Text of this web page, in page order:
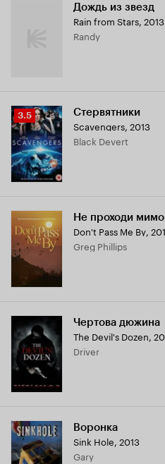
Дождь из звезд
Rain from Stars, 2013
Randy
Рейтинг
Кинопоиска
3.5
3.5 Стервятники
Scavengers, 2013
Black Devert
Не проходи
Don't Pass Me By,
Greg Phillips
Чертова дюжина
The Devil's Dozen,
Driver
Воронка
Sink Hole, 2013
Gary